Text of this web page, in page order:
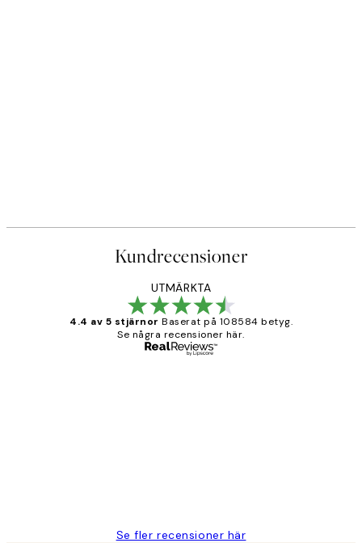
Kundrecensioner
UTMÄRKTA
4.4 av 5 stjärnor Baserat på 108584 betyg.
Se några recensioner här.
Se fler recensioner här